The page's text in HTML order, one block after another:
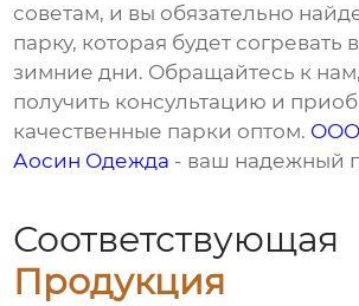
советам, и вы обязательно
парку, которая будет согревать
зимние дни. Обращайтесь к
получить консультацию и
качественные парки оптом. ООО
Аосин Одежда - ваш надежный
Соответствующая
Продукция